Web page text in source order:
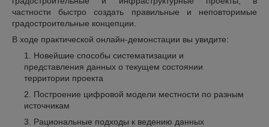
частности быстро создать правильные и неповторимые
градостроительные концепции.
В ходе практической онлайн-демонстации вы увидите:
Новейшие способы систематизации и
представления данных о текущем состоянии
территории проекта
Построение цифровой модели местности по разным
источникам
Рациональные подходы к ведению данных